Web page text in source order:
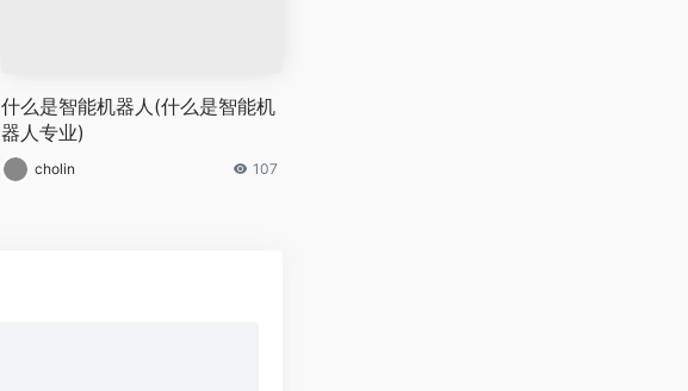
什么是智能机器人(什么是智能机
器人专业)
cholin 107